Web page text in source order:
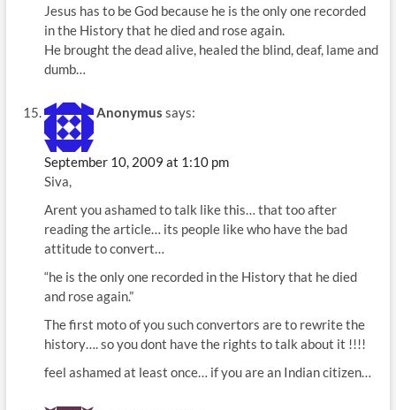
Jesus has to be God because he is the only one recorded
in the History that he died and rose again.
He brought the dead alive, healed the blind, deaf, lame and
dumb…
Anonymus says:
September 10, 2009 at 1:10 pm
Siva,
Arent you ashamed to talk like this… that too after
reading the article… its people like who have the bad
attitude to convert…
“he is the only one recorded in the History that he died
and rose again.”
The first moto of you such convertors are to rewrite the
history…. so you dont have the rights to talk about it !!!!
feel ashamed at least once… if you are an Indian citizen…